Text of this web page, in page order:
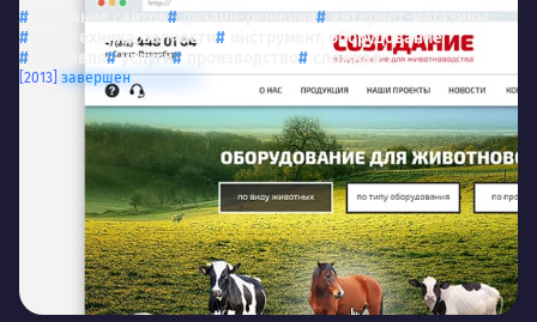
Создание сайтов дизайн-решения
интернет-магазины
спецтехника, запчасти
инструмент, оборудование
торговля
услуги сложная
[2013] завершен